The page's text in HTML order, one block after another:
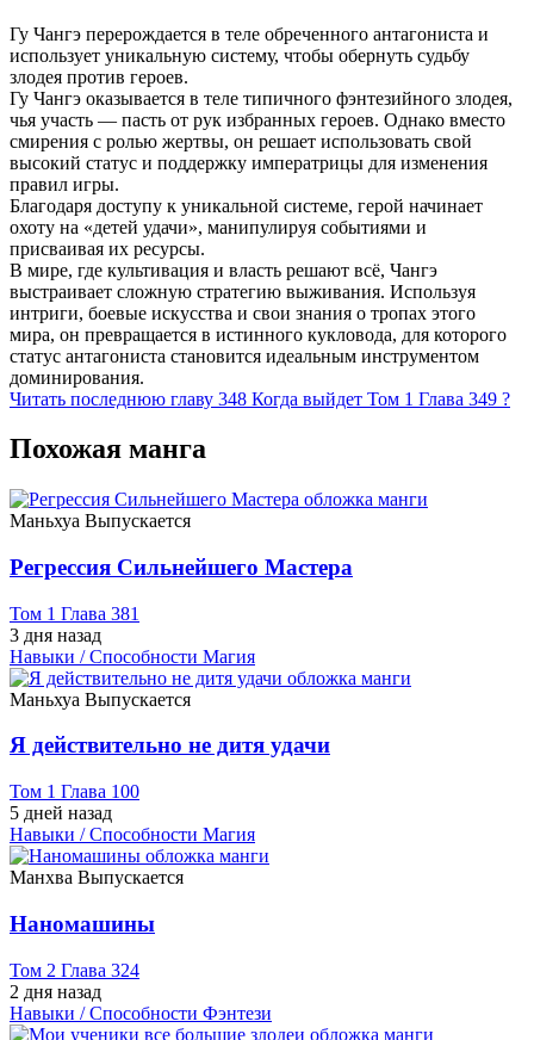
Гу Чангэ перерождается в теле обреченного антагониста и
использует уникальную систему, чтобы обернуть судьбу
злодея против героев.
Гу Чангэ оказывается в теле типичного фэнтезийного злодея,
чья участь — пасть от рук избранных героев. Однако вместо
смирения с ролью жертвы, он решает использовать свой
высокий статус и поддержку императрицы для изменения
правил игры.
Благодаря доступу к уникальной системе, герой начинает
охоту на «детей удачи», манипулируя событиями и
присваивая их ресурсы.
В мире, где культивация и власть решают всё, Чангэ
выстраивает сложную стратегию выживания. Используя
интриги, боевые искусства и свои знания о тропах этого
мира, он превращается в истинного кукловода, для которого
статус антагониста становится идеальным инструментом
доминирования.
Читать последнюю главу 348 Когда выйдет Том 1 Глава 349 ?
Похожая манга
Маньхуа Выпускается
Регрессия Сильнейшего Мастера
Том 1 Глава 381
3 дня назад
Навыки / Способности Магия
Маньхуа Выпускается
Я действительно не дитя удачи
Том 1 Глава 100
5 дней назад
Навыки / Способности Магия
Манхва Выпускается
Наномашины
Том 2 Глава 324
2 дня назад
Навыки / Способности Фэнтези